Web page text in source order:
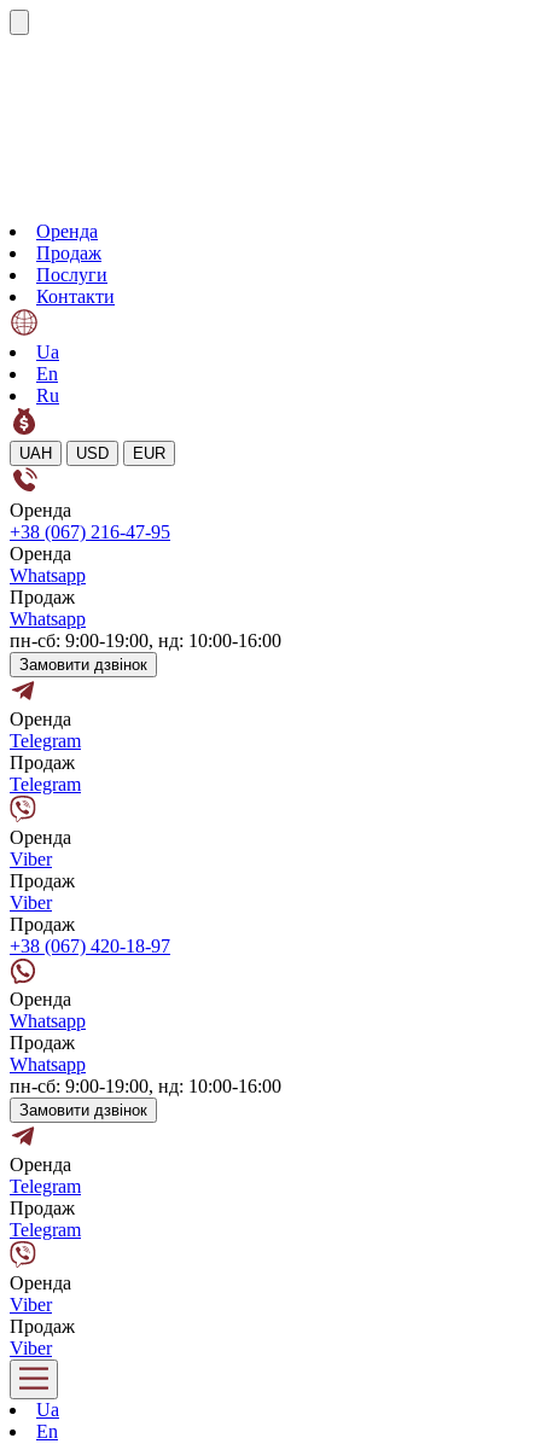
Оренда
Продаж
Послуги
Контакти
Ua
En
Ru
UAH USD EUR
Оренда
+38 (067) 216-47-95
Оренда
Whatsapp
Продаж
Whatsapp
пн-сб: 9:00-19:00, нд: 10:00-16:00
Замовити дзвінок
Оренда
Telegram
Продаж
Telegram
Оренда
Viber
Продаж
Viber
Продаж
+38 (067) 420-18-97
Оренда
Whatsapp
Продаж
Whatsapp
пн-сб: 9:00-19:00, нд: 10:00-16:00
Замовити дзвінок
Оренда
Telegram
Продаж
Telegram
Оренда
Viber
Продаж
Viber
Ua
En